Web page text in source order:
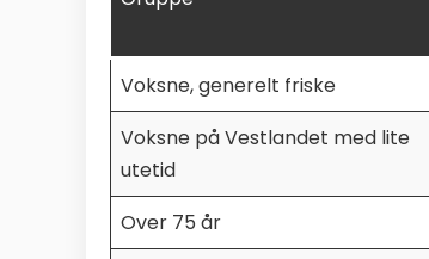
Voksne, generelt friske
Voksne på Vestlandet med lite
utetid
Over 75 år